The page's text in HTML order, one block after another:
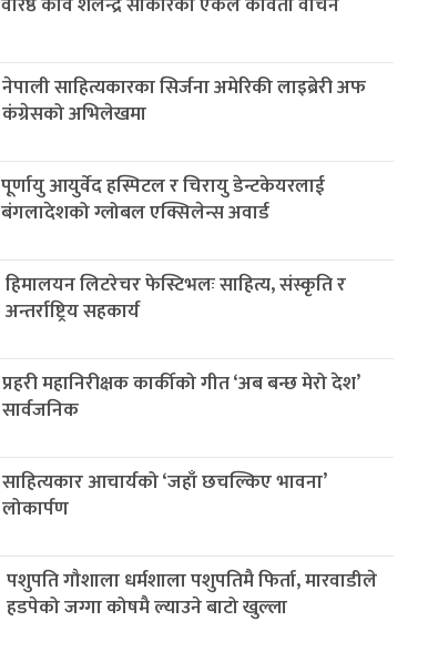
नेपाली साहित्यकारका सिर्जना अमेरिकी लाइब्रेरी अफ
कंग्रेसको अभिलेखमा
पूर्णायु आयुर्वेद हस्पिटल र चिरायु डेन्टकेयरलाई
बंगलादेशको ग्लोबल एक्सिलेन्स अवार्ड
हिमालयन लिटरेचर फेस्टिभलः साहित्य, संस्कृति र
अन्तर्राष्ट्रिय सहकार्य
प्रहरी महानिरीक्षक कार्कीको गीत ‘अब बन्छ मेरो देश’
सार्वजनिक
साहित्यकार आचार्यको ‘जहाँ छचल्किए भावना’
लोकार्पण
पशुपति गौशाला धर्मशाला पशुपतिमै फिर्ता, मारवाडीले
हडपेको जग्गा कोषमै ल्याउने बाटो खुल्ला